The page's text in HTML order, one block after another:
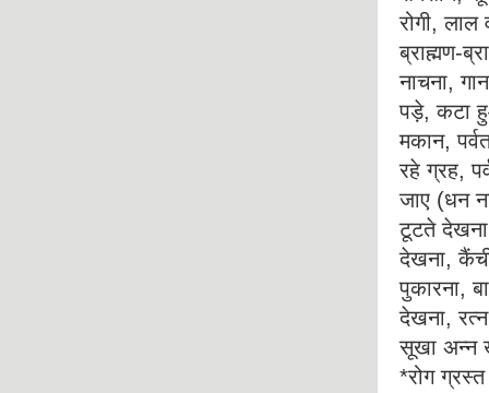
रोगी,
ब्राह्मण-
नाचना,
पड़े, कटा
मकान,
रहे ग्रह,
जाए (धन
टूटते
देखना,
पुकारना,
देखना,
सूखा अन्न
*रोग